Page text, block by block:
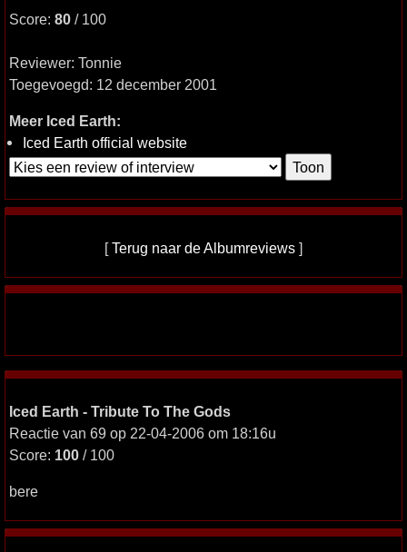
Score: 80 / 100
Reviewer: Tonnie
Toegevoegd: 12 december 2001
Meer Iced Earth:
Iced Earth official website
[Terug naar de Albumreviews ]
Iced Earth - Tribute To The Gods
Reactie van 69 op 22-04-2006 om 18:16u
Score: 100 / 100
bere